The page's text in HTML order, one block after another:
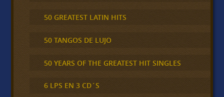
50 GREATEST LATIN HITS
50 TANGOS DE LUJO
50 YEARS OF THE GREATEST HIT SINGLES
6 LPS EN 3 CD´S